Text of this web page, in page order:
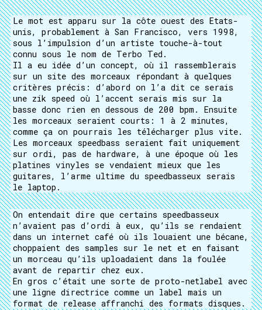
Le mot est apparu sur la côte ouest des Etats-
unis, probablement à San Francisco, vers 1998,
sous l’impulsion d’un artiste touche-à-tout
connu sous le nom de Terbo Ted.
Il a eu idée d’un concept, où il rassemblerais
sur un site des morceaux répondant à quelques
critères précis: d’abord on l’a dit ce serais
une zik speed où l’accent serais mis sur la
basse donc rien en dessous de 200 bpm. Ensuite
les morceaux seraient courts: 1 à 2 minutes,
comme ça on pourrais les télécharger plus vite.
Les morceaux speedbass seraient fait uniquement
sur ordi, pas de hardware, à une époque où les
platines vinyles se vendaient mieux que les
guitares, l’arme ultime du speedbasseux serais
le laptop.
On entendait dire que certains speedbasseux
n’avaient pas d’ordi à eux, qu’ils se rendaient
dans un internet café où ils louaient une bécane,
choppaient des samples sur le net et en faisant
un morceau qu’ils uploadaient dans la foulée
avant de repartir chez eux.
En gros c’était une sorte de proto-netlabel avec
une ligne directrice comme un label mais un
format de release affranchi des formats disques.